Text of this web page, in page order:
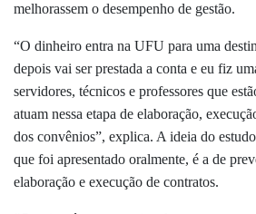
melhorassem o desempenho de gestão.
“O dinheiro entra na UFU para uma
depois vai ser prestada a conta e eu fiz
servidores, técnicos e professores que
atuam nessa etapa de elaboração,
dos convênios”, explica. A ideia do
que foi apresentado oralmente, é a de
elaboração e execução de contratos.